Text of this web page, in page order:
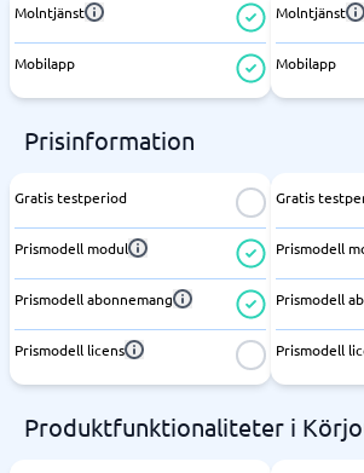
Molntjänst
Mobilapp
Molntjänst
Mobilapp
Prisinformation
Gratis testperiod
Prismodell modul
Prismodell abonnemang
Prismodell licens
Gratis
Prismodell
Prismodell
Prismodell
Produktfunktionaliteter i